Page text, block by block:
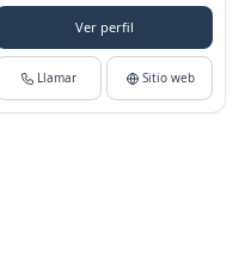
Ver perfil
Llamar Sitio web